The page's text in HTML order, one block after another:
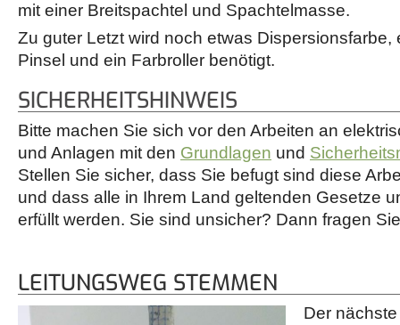
mit einer Breitspachtel und Spachtelmasse.
Zu guter Letzt wird noch etwas Dispersionsfarbe,
Pinsel und ein Farbroller benötigt.
SICHERHEITSHINWEIS
Bitte machen Sie sich vor den Arbeiten an
und Anlagen mit den Grundlagen und
Stellen Sie sicher, dass Sie befugt sind diese
und dass alle in Ihrem Land geltenden Gesetze
erfüllt werden. Sie sind unsicher? Dann fragen
LEITUNGSWEG STEMMEN
Der